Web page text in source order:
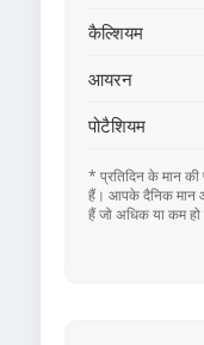
कैल्शियम
आयरन
पोटैशियम
* प्रतिदिन के मान
हैं। आपके दैनिक मान
हैं जो अधिक या कम